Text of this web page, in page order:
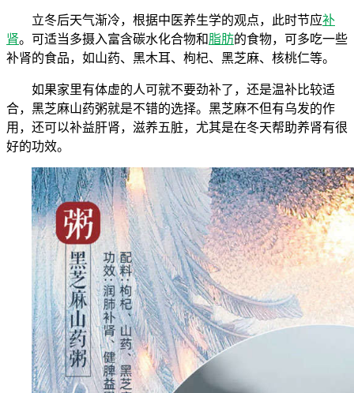
立冬后天气渐冷，根据中医养生学的观点，此时节应补
肾。可适当多摄入富含碳水化合物和脂肪的食物，可多吃一些
补肾的食品，如山药、黑木耳、枸杞、黑芝麻、核桃仁等。
如果家里有体虚的人可就不要劲补了，还是温补比较适
合，黑芝麻山药粥就是不错的选择。黑芝麻不但有乌发的作
用，还可以补益肝肾，滋养五脏，尤其是在冬天帮助养肾有很
好的功效。